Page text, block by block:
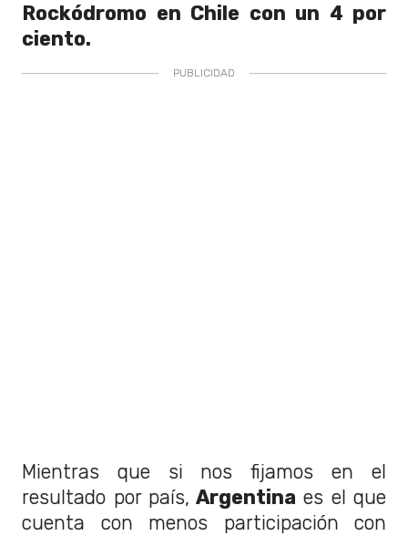
Rockódromo en Chile con un 4 por
ciento.
Mientras que si nos fijamos en el
resultado por país, Argentina es el que
cuenta con menos participación con